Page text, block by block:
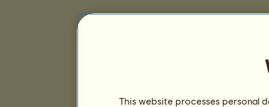
This website processes personal